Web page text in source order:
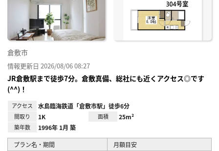
倉敷市
情報更新日 2026/08/06 08:27
JR倉敷駅まで徒歩7分。倉敷真備、総社にも近くアクセス◎です
(^^)！
アクセス 水島臨海鉄道「倉敷市駅」徒歩6分
間取り 1K 面積 25m²
築年数 1996年 1月 築
プラン名・期間 月額目安